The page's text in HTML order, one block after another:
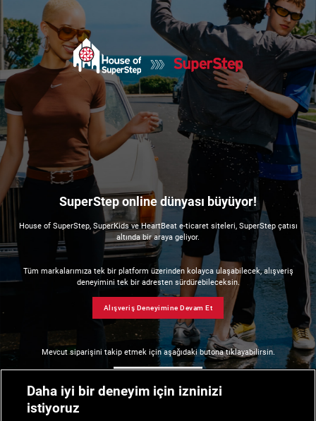
SuperStep online dünyası büyüyor!
House of SuperStep, SuperKids ve HeartBeat e-ticaret siteleri, SuperStep çatısı
altında bir araya geliyor.
Tüm markalarımıza tek bir platform üzerinden kolayca ulaşabilecek, alışveriş
deneyimini tek bir adresten sürdürebileceksin.
Alışveriş Deneyimine Devam Et
Mevcut siparişini takip etmek için aşağıdaki butona tıklayabilirsin.
Daha iyi bir deneyim için izninizi
istiyoruz